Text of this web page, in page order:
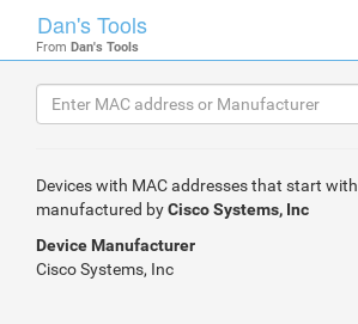
Dan's Tools
From Dan's Tools
Devices with MAC addresses that start with
manufactured byCisco Systems, Inc
Device Manufacturer
Cisco Systems, Inc